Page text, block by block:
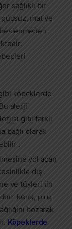
sağlıklı bir
mat ve
köpeklerde
alerji
gibi farklı
bağlı olarak
.
yol açan
dış
ve tüylerinin
kene, pire
bozarak
Köpeklerde